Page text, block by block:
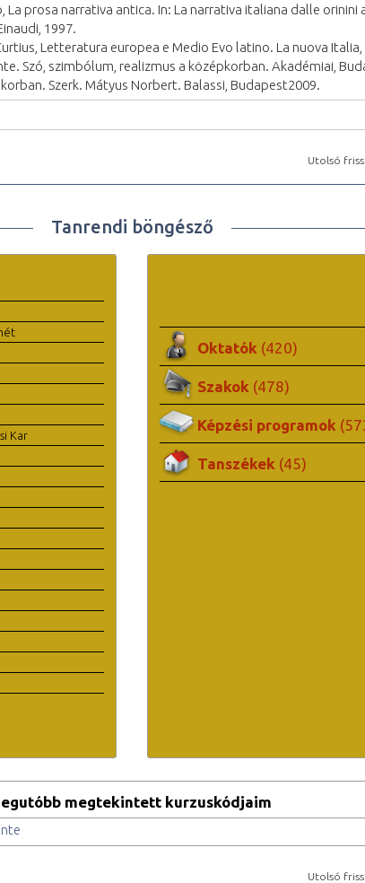
La prosa narrativa antica. In: La narrativa italiana dalle orinini
1997.
Letteratura europea e Medio Evo latino. La nuova Italia,
Szó, szimbólum, realizmus a középkorban. Akadémiai,
Szerk. Mátyus Norbert. Balassi, Budapest2009.
Utolsó
Tanrendi böngésző
Kar
Oktatók (420)
Szakok (478)
Képzési programok
Tanszékek (45)
megtekintett kurzuskódjaim
Utolsó